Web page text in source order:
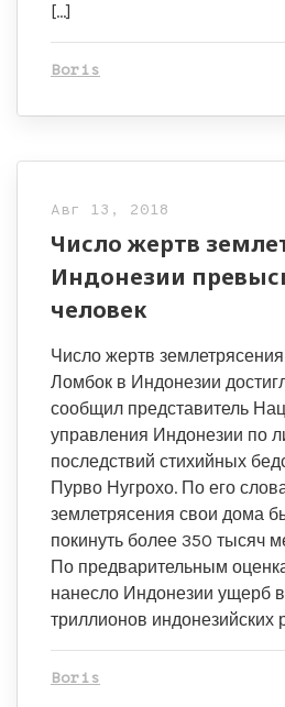
[…]
Boris
Авг 13, 2018
Число жертв
Индонезии
человек
Число жертв
Ломбок в Индонезии
сообщил представитель
управления Индонезии по
последствий стихийных
Пурво Нугрохо. По его
землетрясения свои дома
покинуть более 350 тысяч
По предварительным
нанесло Индонезии ущерб
триллионов индонезийских
Boris